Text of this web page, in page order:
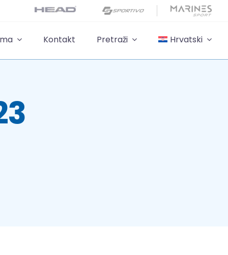
Kontakt Pretraži Hrvatski